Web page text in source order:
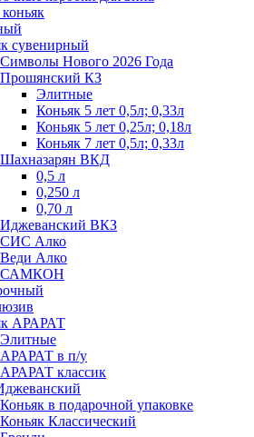
сувенирный
Символы Нового 2026 Года
Прошянский КЗ
Элитные
Коньяк 5 лет 0,5л; 0,33л
Коньяк 5 лет 0,25л; 0,18л
Коньяк 7 лет 0,5л; 0,33л
Шахназарян ВКД
0,5 л
0,250 л
0,70 л
Иджеванский ВКЗ
СИС Алко
Веди Алко
САМКОН
АРАРАТ
Элитные
АРАРАТ в п/у
АРАРАТ классик
Коньяк в подарочной упаковке
Коньяк Классический